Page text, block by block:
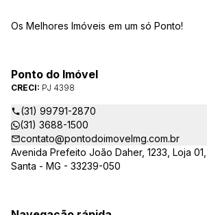
Os Melhores Imóveis em um só Ponto!
Ponto do Imóvel
CRECI: PJ 4398
(31) 99791-2870
(31) 3688-1500
contato@pontodoimovelmg.com.br
Avenida Prefeito João Daher, 1233, Loja
Santa - MG - 33239-050